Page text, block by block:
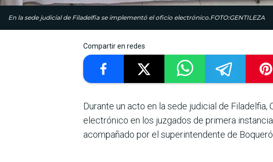
En la sede judicial de Filadelfia se implementó el oficio electrónico.FOTO:GENTILEZA
Compartir en redes
Durante un acto en la sede judicial de
electrónico en los juzgados de primera
acompañado por el superintendente de